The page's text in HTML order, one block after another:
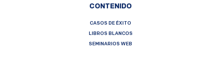
CONTENIDO
CASOS DE ÉXITO
LIBROS BLANCOS
SEMINARIOS WEB